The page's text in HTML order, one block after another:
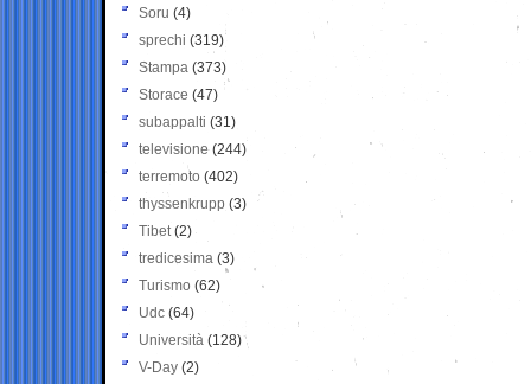
Soru (4)
sprechi (319)
Stampa (373)
Storace (47)
subappalti (31)
televisione(244)
terremoto (402)
thyssenkrupp (3)
Tibet(2)
tredicesima (3)
Turismo (62)
Udc (64)
Università (128)
V-Day (2)